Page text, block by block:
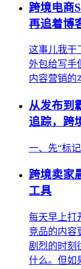
跨境电商
再追着博
这事儿我干
外包给写
内容营销的
从发布到
追踪，跨
一、先“标
跨境卖家
工具
每天早上打
竞品的内容
剧烈的时刻
什么。但如